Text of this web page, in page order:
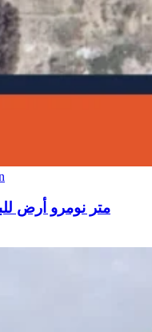
181 متر نومرو أرض